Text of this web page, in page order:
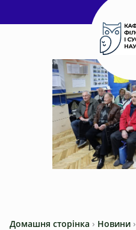
Домашня сторінка › Новини ›